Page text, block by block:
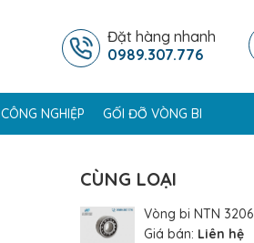
Đặt hàng nhanh
0989.307.776
NGHIỆP GỐI ĐỠ VÒNG BI
CÙNG LOẠI
Vòng bi NTN 3206
Giá bán: Liên hệ